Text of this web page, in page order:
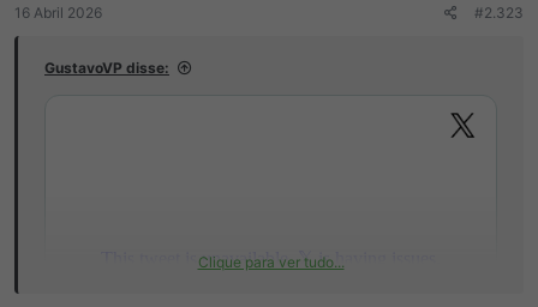
16 Abril 2026 #2.323
GustavoVP disse:
Clique para ver tudo...